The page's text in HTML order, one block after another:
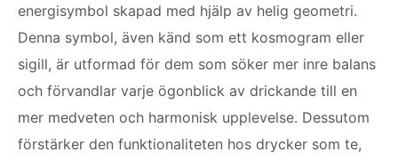
energisymbol skapad med hjälp av helig geometri.
Denna symbol, även känd som ett kosmogram eller
sigill, är utformad för dem som söker mer inre balans
och förvandlar varje ögonblick av drickande till en
mer medveten och harmonisk upplevelse. Dessutom
förstärker den funktionaliteten hos drycker som te,